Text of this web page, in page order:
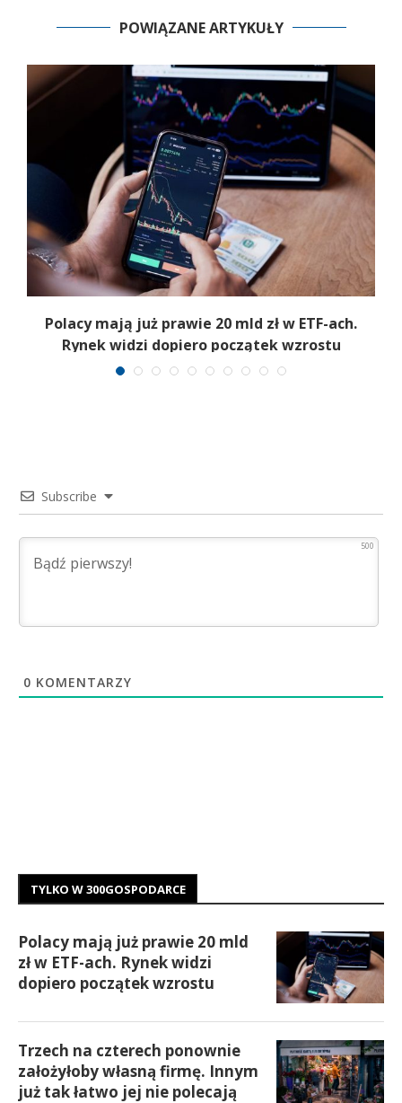
POWIĄZANE ARTYKUŁY
Polacy mają już prawie 20 mld zł w ETF-ach.
Rynek widzi dopiero początek wzrostu
Subscribe
500
0 KOMENTARZY
TYLKO W 300GOSPODARCE
Polacy mają już prawie 20 mld
zł w ETF-ach. Rynek widzi
dopiero początek wzrostu
Trzech na czterech ponownie
założyłoby własną firmę. Innym
już tak łatwo jej nie polecają